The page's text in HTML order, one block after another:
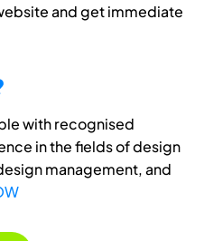
and get immediate
with recognised
in the fields of design
management, and